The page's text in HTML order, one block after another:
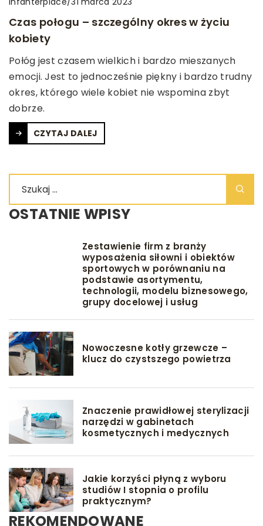
Czas połogu – szczególny okres w życiu
kobiety
Połóg jest czasem wielkich i bardzo mieszanych
emocji. Jest to jednocześnie piękny i bardzo trudny
okres, którego wiele kobiet nie wspomina zbyt
dobrze.
CZYTAJ DALEJ
OSTATNIE WPISY
Zestawienie firm z branży
wyposażenia siłowni i obiektów
sportowych w porównaniu na
podstawie asortymentu,
technologii, modelu biznesowego,
grupy docelowej i usług
Nowoczesne kotły grzewcze –
klucz do czystszego powietrza
Znaczenie prawidłowej sterylizacji
narzędzi w gabinetach
kosmetycznych i medycznych
Jakie korzyści płyną z wyboru
studiów I stopnia o profilu
praktycznym?
REKOMENDOWANE